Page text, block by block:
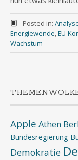
Posted in:
Energiewende,EU-
Wachstum
Apple Athen
Bundesregierung
Demokratie